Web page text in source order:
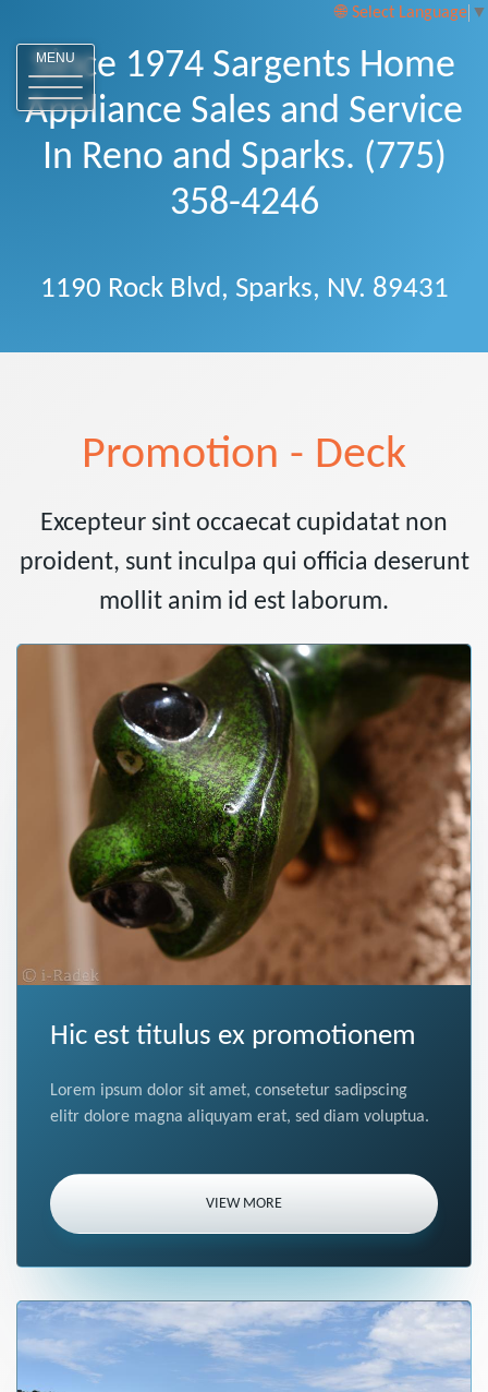
Select Language ▼
MENU
Since 1974 Sargents Home
Appliance Sales and Service
In Reno and Sparks. (775)
358-4246
1190 Rock Blvd, Sparks, NV. 89431
Promotion - Deck
Excepteur sint occaecat cupidatat non
proident, sunt inculpa qui officia deserunt
mollit anim id est laborum.
Hic est titulus ex promotionem
Lorem ipsum dolor sit amet, consetetur sadipscing
elitr dolore magna aliquyam erat, sed diam voluptua.
VIEW MORE